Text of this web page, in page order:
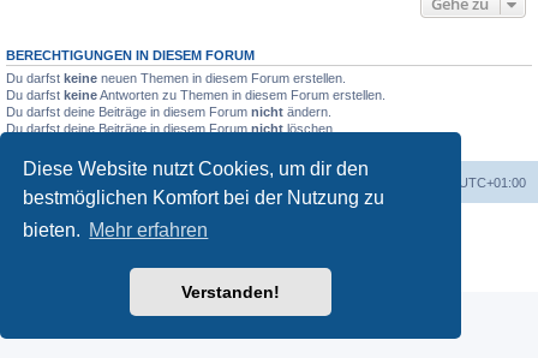
Diese Website nutzt Cookies, um dir den
bestmöglichen Komfort bei der Nutzung zu
bieten. Mehr erfahren
Verstanden!
BERECHTIGUNGEN IN DIESEM FORUM
Du darfst keine neuen Themen in diesem Forum erstellen.
Du darfst keineAntworten zu Themen in diesem Forum erstellen.
Du darfst deine Beiträge in diesem Forum nicht ändern.
Du darfst deine Beiträge in diesem Forum nicht löschen.
UTC+01:00
Alle Cookies löschen
Powered byphpBB
Datenschutz|Nutzungsbedingungen